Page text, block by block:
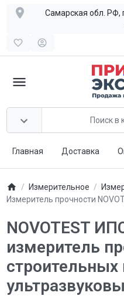
Самарская обл. РФ,
Главная Доставка
Измерительное
Измеритель прочности
NOVOTEST
измеритель